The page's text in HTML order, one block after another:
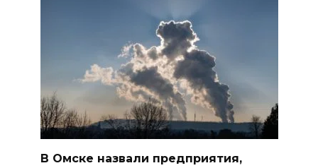
В Омске назвали предприятия,